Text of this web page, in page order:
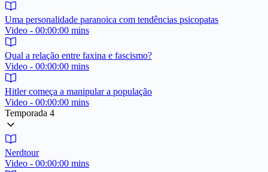
Uma personalidade paranoica com tendências psicopatas
Video - 00:00:00 mins
Qual a relação entre faxina e fascismo?
Video - 00:00:00 mins
Hitler começa a manipular a população
Video - 00:00:00 mins
Temporada 4
Nerdtour
Video - 00:00:00 mins